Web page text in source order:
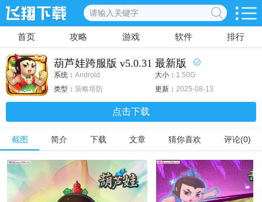
首页 攻略 游戏 软件 排行
葫芦娃跨服版 v5.0.31 最新版
系统： Android 大小： 1.50G
类型： 策略塔防 更新： 2025-08-13
点击下载
截图 简介 下载 文章 猜你喜欢 评论(0)